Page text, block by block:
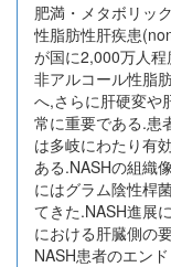
肥満・メタボリッ
性脂肪性肝疾患
が国に2,000万人
非アルコール性脂
へ,さらに肝硬変や
常に重要である.患
は多岐にわたり有
ある.NASHの組織
にはグラム陰性桿
てきた.NASH進展
における肝臓側の
NASH患者のエン